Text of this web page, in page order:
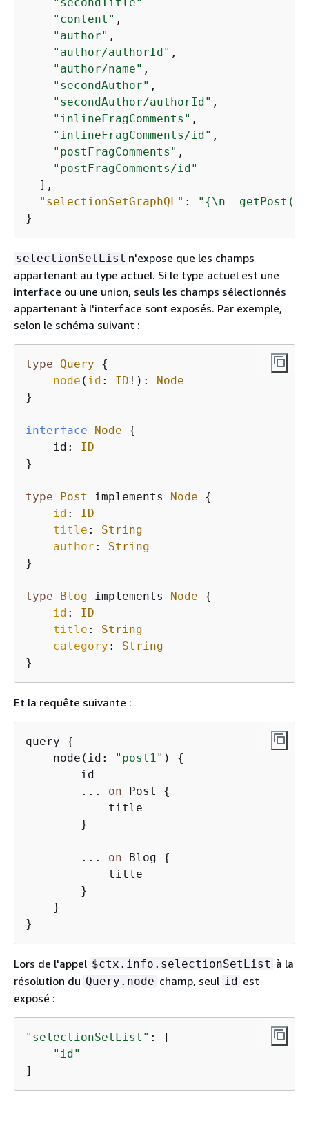
"content" ,
"author" ,
"author/authorId" ,
"author/name" ,
"secondAuthor" ,
"secondAuthor/authorId" ,
"inlineFragComments" ,
"inlineFragComments/id" ,
"postFragComments" ,
"postFragComments/id"
  ],
"selectionSetGraphQL" : " {\n
}
selectionSetList n'expose que les champs
appartenant au type actuel. Si le type actuel est une
interface ou une union, seuls les champs sélectionnés
appartenant à l'interface sont exposés. Par exemple,
selon le schéma suivant :
type Query
{
node ( id : ID !): Node
}
interface Node
{
    id:
ID
}
type Post implements Node
{
id : ID
title : String
author : String
}
type Blog implements Node
{
id : ID
title : String
category : String
}
Et la requête suivante :
query {
    node(id:
"post1" ) {
        id
        ...
on Post {
            title
        }
        ...
on Blog {
            title
        }
    }
}
Lors de l'appel $ctx.info.selectionSetList à la
résolution du Query.node champ, seul id est
exposé :
"selectionSetList" : [
"id"
]